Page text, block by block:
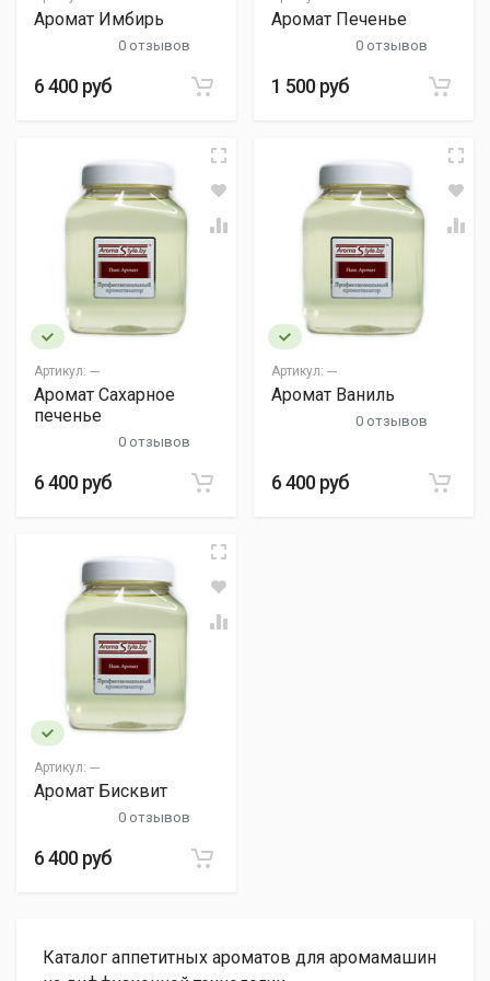
Аромат Имбирь
0 отзывов
6 400 руб
Аромат Печенье
0 отзывов
1 500 руб
Артикул: ---
Аромат Сахарное
печенье
0 отзывов
6 400 руб
Артикул: ---
Аромат Ваниль
0 отзывов
6 400 руб
Артикул: ---
Аромат Бисквит
0 отзывов
6 400 руб
Каталог аппетитных ароматов для аромамашин